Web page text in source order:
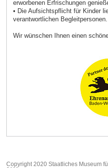
erworbenen Erfrischungen
• Die Aufsichtspflicht für Kinder
verantwortlichen Begleitpersonen.
Wir wünschen Ihnen einen
Copyright 2020 Staatliches Museum